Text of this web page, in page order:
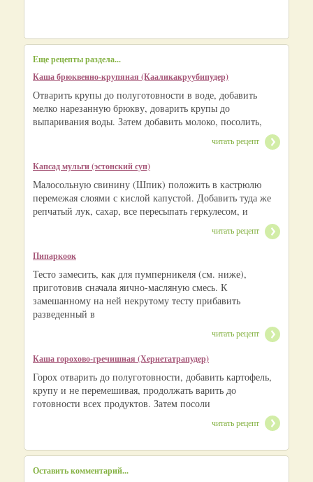
Еще рецепты раздела...
Каша брюквенно-крупяная (Кааликакруубипудер)
Отварить крупы до полуготовности в воде, добавить
мелко нарезанную брюкву, доварить крупы до
выпаривания воды. Затем добавить молоко, посолить,
читать рецепт
Капсад мульги (эстонский суп)
Малосольную свинину (Шпик) положить в кастрюлю
перемежая слоями с кислой капустой. Добавить туда же
репчатый лук, сахар, все пересыпать геркулесом, и
читать рецепт
Пипаркоок
Тесто замесить, как для пумперникеля (см. ниже),
приготовив сначала яично-масляную смесь. К
замешанному на ней некрутому тесту прибавить
разведенный в
читать рецепт
Каша горохово-гречишная (Хернетатрапудер)
Горох отварить до полуготовности, добавить картофель,
крупу и не перемешивая, продолжать варить до
готовности всех продуктов. Затем посоли
читать рецепт
Оставить комментарий...